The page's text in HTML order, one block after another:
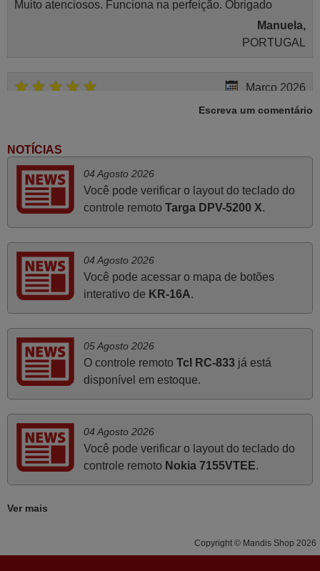
Muito atenciosos. Funciona na perfeição. Obrigado
Manuela,
PORTUGAL
Março 2026
Boa noite. Dando correspondência ao solicitado no corpo
deixar aqui o meu testemunho sobre a experiência que
tive com a vossa Empresa durante a minha encomenda
supra: Acolhimento da encomenda, informação ao
cliente, clareza de instruções durante o processo,
qualidade do produto, cumprimento dos prazos A TUDO
ISTO DOU DOU A NOTA MÁXIMA DE 5 ESTRELAS.
Sinceramente, faço votos para que assim continuem, pois
infelizmente vai sendo raro encontrar Empresas cuja
relação online com o cliente seja tão prática e eficiente
como a demonstrada por vós. Apresento os meus
cumprimentos.
PORTUGAL
Maio 2025
Bom dia. Estou extremamente satisfeita com o comando
e seu funcionamento perfeito, a rapidez na entrega e a
vossa eficiência no processo. Gostaria de salientar que
passando pelos códigos. Ninguém em loja nenhuma me
tinham comandos universais mas podiam não funcionar.
Escreva um comentário
NOTÍCIAS
04 Agosto 2026
Você pode verificar o layout do teclado do
controle remoto Targa DPV-5200 X.
04 Agosto 2026
Você pode acessar o mapa de botões
interativo de KR-16A.
05 Agosto 2026
O controle remoto Tcl RC-833já está
disponível em estoque.
04 Agosto 2026
Você pode verificar o layout do teclado do
controle remoto Nokia 7155VTEE.
Ver mais
Copyright © Mandis Shop 2026